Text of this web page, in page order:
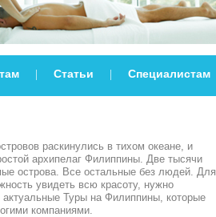
Статьи Специалистам
раскинулись в тихом океане, и
архипелаг Филиппины. Две тысячи
острова. Все остальные без людей. Для
увидеть всю красоту, нужно
актуальные Туры на Филиппины, которые
компаниями.